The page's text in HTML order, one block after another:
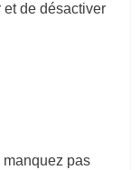
et de désactiver
manquez pas